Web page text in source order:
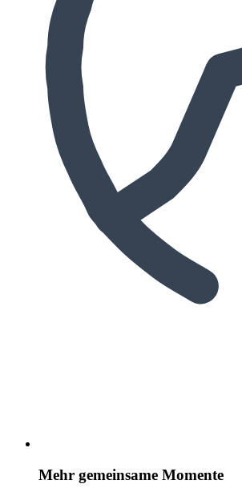
Mehr gemeinsame Momente